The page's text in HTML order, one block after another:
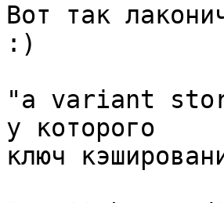
Вот так
:)
"a variant
у которого
ключ